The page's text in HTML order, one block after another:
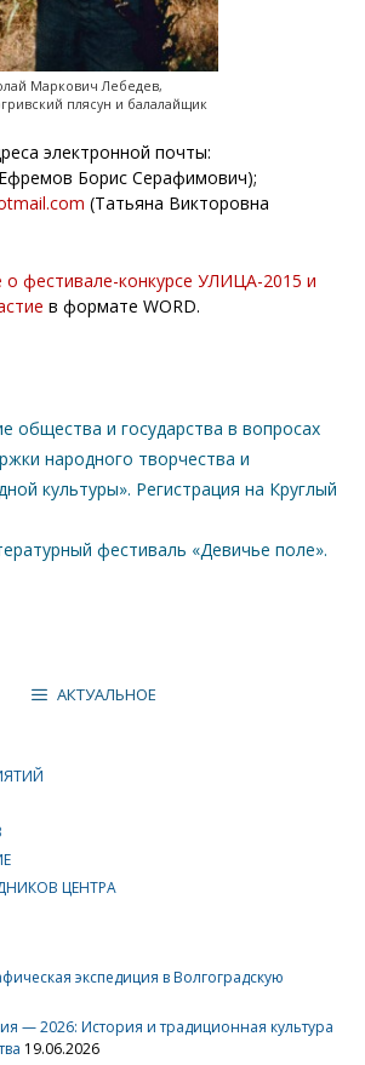
Маркович Лебедев,
плясун и балалайщик
электронной почты:
Борис Серафимович);
(Татьяна Викторовна
фестивале-конкурсе УЛИЦА-2015 и
в формате WORD.
общества и государства в вопросах
народного творчества и
культуры». Регистрация на Круглый
фестиваль «Девичье поле».
АКТУАЛЬНОЕ
ЦЕНТРА
экспедиция в Волгоградскую
— 2026: История и традиционная культура
19.06.2026